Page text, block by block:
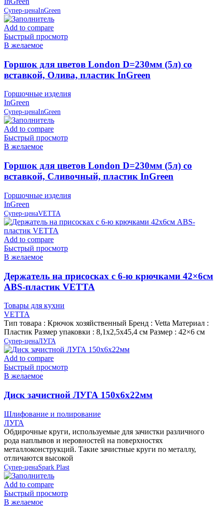
Супер-ценаInGreen
Add to compare
Быстрый просмотр
В желаемое
Горшок для цветов London D=230мм (5л) со
вставкой, Олива, пластик InGreen
Горшочные изделия
InGreen
Супер-ценаInGreen
Add to compare
Быстрый просмотр
В желаемое
Горшок для цветов London D=230мм (5л) со
вставкой, Сливочный, пластик InGreen
Горшочные изделия
InGreen
Супер-ценаVETTA
Add to compare
Быстрый просмотр
В желаемое
Держатель на присосках с 6-ю крючками 42×6см
ABS-пластик VETTA
Товары для кухни
VETTA
Тип товара : Крючок хозяйственный Бренд : Vetta Материал :
Пластик Размер упаковки : 8,1х2,5х45,4 см Размер : 42×6 см
Супер-ценаЛУГА
Add to compare
Быстрый просмотр
В желаемое
Диск зачистной ЛУГА 150х6х22мм
Шлифование и полирование
ЛУГА
Обдирочные круги, используемые для зачистки различного
рода наплывов и неровностей на поверхностях
металлоконструкций. Такие зачистные круги по металлу,
отличаются высокой
Супер-ценаSpark Plast
Add to compare
Быстрый просмотр
В желаемое